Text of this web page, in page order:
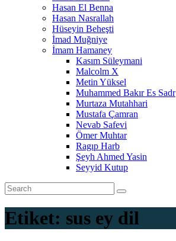
Hasan El Benna
Hasan Nasrallah
Hüseyin Beheşti
İmad Muğniye
İmam Hamaney
Kasım Süleymani
Malcolm X
Metin Yüksel
Muhammed Bakır Es Sadr
Murtaza Mutahhari
Mustafa Çamran
Nevab Safevi
Ömer Muhtar
Ragıp Harb
Şeyh Ahmed Yasin
Seyyid Kutup
Etiket: sus ey dil